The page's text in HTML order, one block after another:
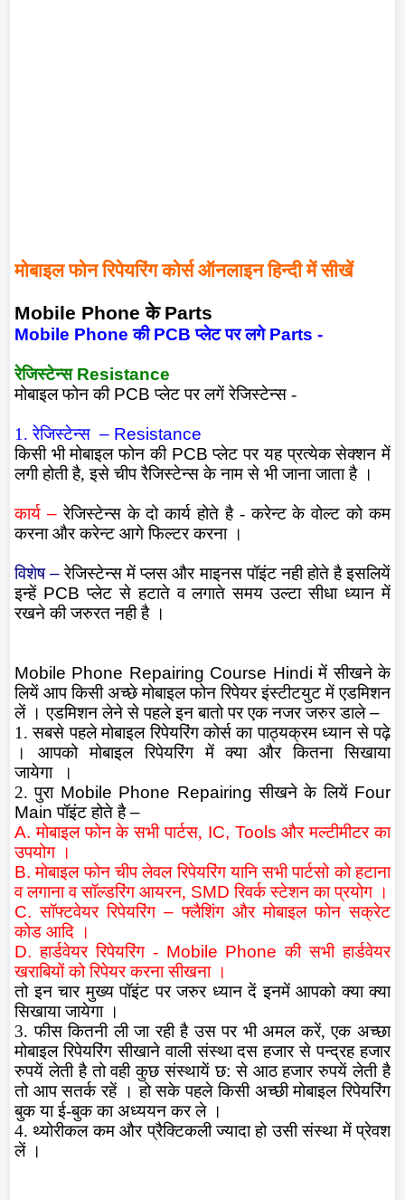
मोबाइल फोन रिपेयरिंग कोर्स ऑनलाइन हिन्दी में सीखें
Mobile Phone के Parts
Mobile Phone की PCB प्लेट पर लगे Parts -
रेजिस्टेन्स Resistance
मोबाइल फोन की PCB प्लेट पर लगें रेजिस्टेन्स -
1. रेजिस्टेन्स – Resistance
किसी भी मोबाइल फोन की PCB प्लेट पर यह प्रत्येक सेक्शन में
लगी होती है, इसे चीप रैजिस्टेन्स के नाम से भी जाना जाता है ।
कार्य – रेजिस्टेन्स के दो कार्य होते है - करेन्ट के वोल्ट को कम
करना और करेन्ट आगे फिल्टर करना ।
विशेष – रेजिस्टेन्स में प्लस और माइनस पॉइंट नही होते है इसलियें
इन्हें PCB प्लेट से हटाते व लगाते समय उल्टा सीधा ध्यान में
रखने की जरुरत नही है ।
Mobile Phone Repairing Course Hindi में सीखने के
लियें आप किसी अच्छे मोबाइल फोन रिपेयर इंस्टीटयुट में एडमिशन
लें । एडमिशन लेने से पहले इन बातो पर एक नजर जरुर डाले –
1. सबसे पहले मोबाइल रिपेयरिंग कोर्स का पाठ्यक्रम ध्यान से पढ़े
। आपको मोबाइल रिपेयरिंग में क्या और कितना सिखाया
जायेगा
।
2. पुरा Mobile Phone Repairing सीखने के लियें Four
Main पॉइंट होते है –
A. मोबाइल फोन के सभी पार्टस, IC, Tools और मल्टीमीटर का
उपयोग ।
B. मोबाइल फोन चीप लेवल रिपेयरिंग यानि सभी पार्टसो को हटाना
व लगाना व सॉल्डरिंग आयरन, SMD रिवर्क स्टेशन का प्रयोग ।
C. सॉफ्टवेयर रिपेयरिंग – फ्लैशिंग और मोबाइल फोन सक्रेट
कोड आदि ।
D. हार्डवेयर रिपेयरिंग - Mobile Phone की सभी हार्डवेयर
खराबियों को रिपेयर करना सीखना ।
तो इन चार मुख्य पॉइंट पर जरुर ध्यान दें इनमें आपको क्या क्या
सिखाया जायेगा ।
3. फीस कितनी ली जा रही है उस पर भी अमल करें, एक अच्छा
मोबाइल रिपेयरिंग सीखाने वाली संस्था दस हजार से पन्द्रह हजार
रुपयें लेती है तो वही कुछ संस्थायें छ: से आठ हजार रुपयें लेती है
तो आप सतर्क रहें । हो सके पहले किसी अच्छी मोबाइल रिपेयरिंग
बुक या ई-बुक का अध्ययन कर ले ।
4. थ्योरीकल कम और प्रैक्टिकली ज्यादा हो उसी संस्था में प्रेवश
लें ।